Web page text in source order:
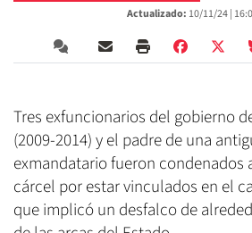
Actualizado: 10/11/24 |
Tres exfuncionarios del gobierno
(2009-2014) y el padre de una
exmandatario fueron condenados
cárcel por estar vinculados en el
que implicó un desfalco de